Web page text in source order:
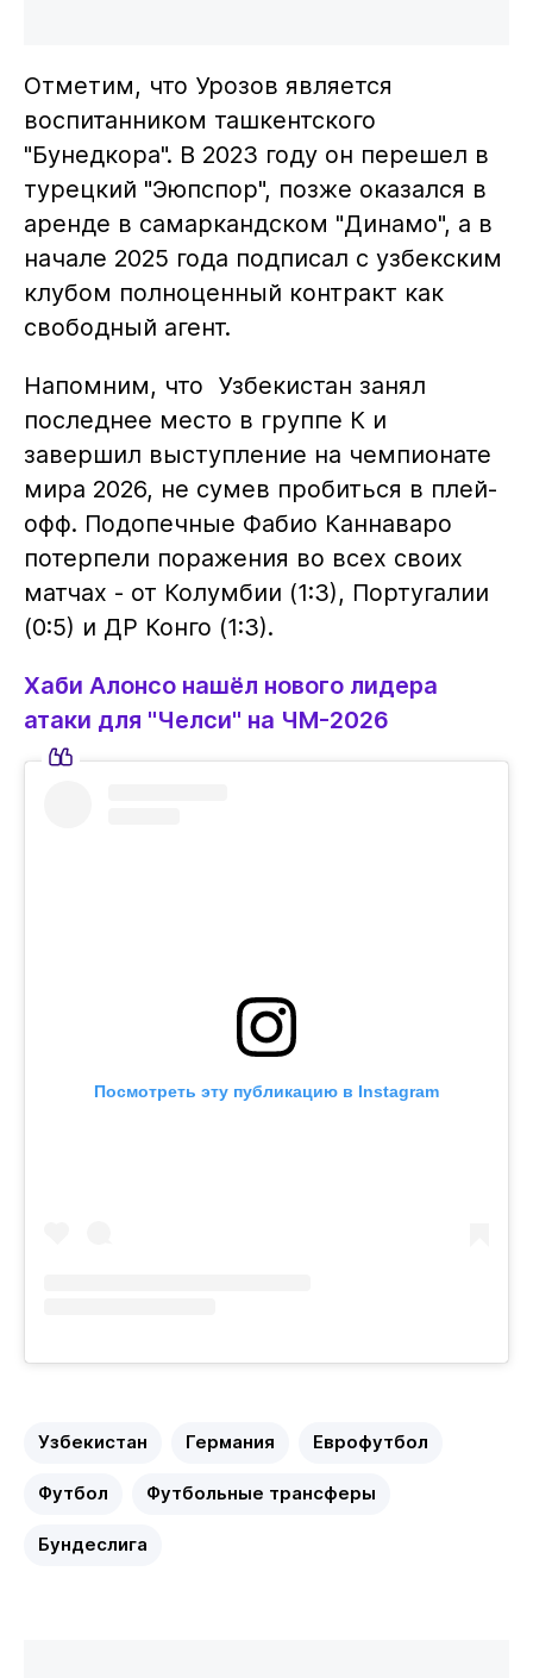
Отметим, что Урозов является
воспитанником ташкентского
"Бунедкора". В 2023 году он перешел в
турецкий "Эюпспор", позже оказался в
аренде в самаркандском "Динамо", а в
начале 2025 года подписал с узбекским
клубом полноценный контракт как
свободный агент.
Напомним, что Узбекистан занял
последнее место в группе К и
завершил выступление на чемпионате
мира 2026, не сумев пробиться в плей-
офф. Подопечные Фабио Каннаваро
потерпели поражения во всех своих
матчах - от Колумбии (1:3), Португалии
(0:5) и ДР Конго (1:3).
Хаби Алонсо нашёл нового лидера
атаки для "Челси" на ЧМ-2026
Посмотреть эту публикацию в Instagram
Узбекистан Германия Еврофутбол
Футбол Футбольные трансферы
Бундеслига